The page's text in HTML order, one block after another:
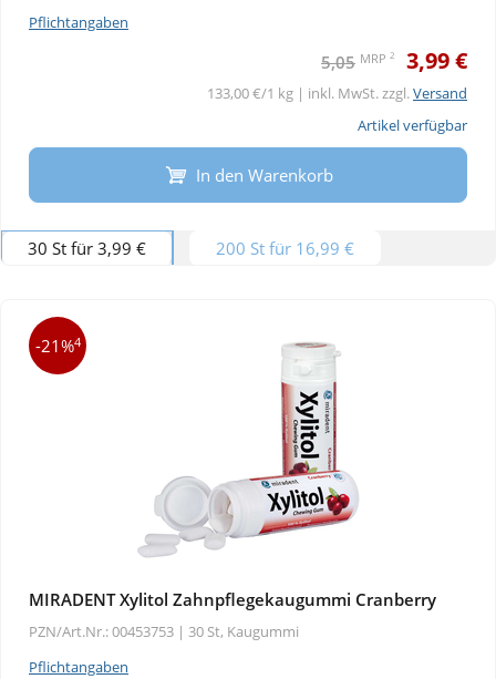
Pflichtangaben
5,05 MRP 2 3,99 €
133,00 €/1 kg | inkl. MwSt. zzgl.Versand
Artikel verfügbar
In den Warenkorb
30 St für 3,99 € 200 St für 16,99 €
-21%4
MIRADENT Xylitol Zahnpflegekaugummi Cranberry
PZN/Art.Nr.: 00453753 | 30 St, Kaugummi
Pflichtangaben